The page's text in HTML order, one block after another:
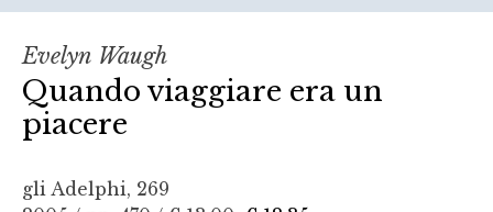
Evelyn Waugh
Quando viaggiare era un
piacere
gli Adelphi, 269